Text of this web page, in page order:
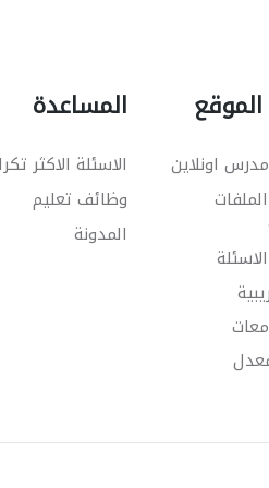
اونلاين
المساعدة
الاسئلة الاكثر
وظائف تعليم
المدونة